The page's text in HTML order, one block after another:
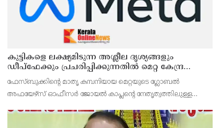
കുട്ടികളെ ലക്ഷ്യമിടുന്ന അശ്ലീല ദൃശ്യങ്ങളും
ഡീപ്ഫേക്കും പ്രചരിപ്പിക്കുന്നതില്‍ മെറ്റ കേന്ദ്രത്തോട്
മാപ്പ് പറഞ്ഞു
ഫേസ്ബുക്കിന്റെ മാതൃ കമ്പനിയായ മെറ്റയുടെ ഗ്ലോബല്‍
അഫയേഴ്‌സ് ഓഫീസര്‍ ജോയല്‍ കാപ്ലന്റെ നേതൃത്വത്തിലുള്ള
കൂടിക്കാഴ്ചയില്‍ ശക്തമായ മുന്നറിയിപ്പാണ് നല്‍കിയ